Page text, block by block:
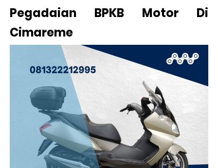
Pegadaian BPKB Motor Di
Cimareme